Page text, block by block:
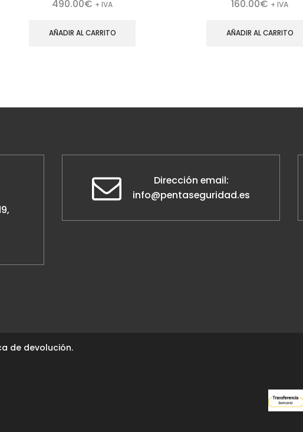
490.00€ + IVA
AÑADIR AL CARRITO
160.00€ + IVA
AÑADIR AL CARRITO
Dirección email:
info@pentaseguridad.es
de devolución.